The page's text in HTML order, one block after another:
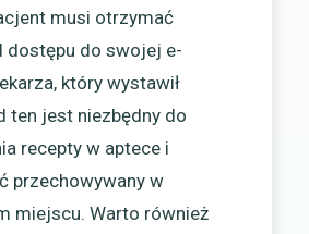
musi otrzymać
dostępu do swojej e-
który wystawił
ten jest niezbędny do
recepty w aptece i
przechowywany w
miejscu. Warto również